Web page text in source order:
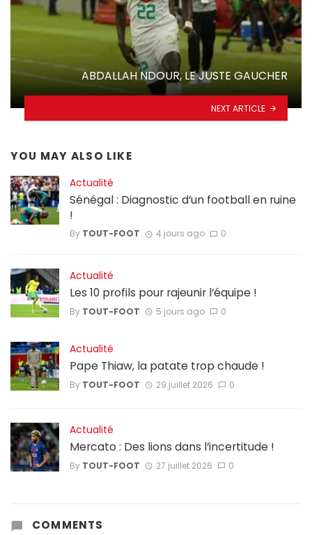
ABDALLAH NDOUR, LE JUSTE GAUCHER
NEXT ARTICLE
YOU MAY ALSO LIKE
Actualité
Sénégal : Diagnostic d’un football en ruine
!
By TOUT-FOOT 4 jours ago 0
Actualité
Les 10 profils pour rajeunir l’équipe !
By TOUT-FOOT 5 jours ago 0
Actualité
Pape Thiaw, la patate trop chaude !
By TOUT-FOOT 29 juillet 2026 0
Actualité
Mercato : Des lions dans l’incertitude !
By TOUT-FOOT 27 juillet 2026 0
COMMENTS